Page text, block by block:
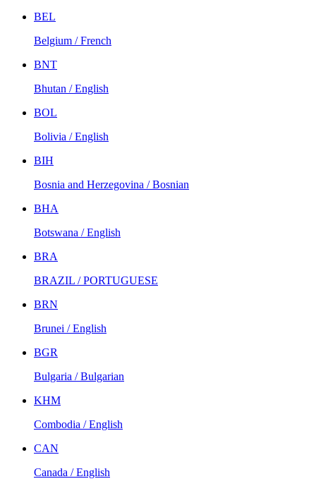
BEL
Belgium / French
BNT
Bhutan / English
BOL
Bolivia / English
BIH
Bosnia and Herzegovina / Bosnian
BHA
Botswana / English
BRA
BRAZIL / PORTUGUESE
BRN
Brunei / English
BGR
Bulgaria / Bulgarian
KHM
Combodia / English
CAN
Canada / English